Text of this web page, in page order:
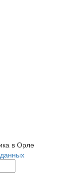
в Орле